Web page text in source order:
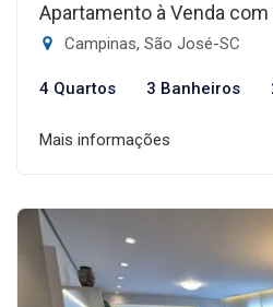
Apartamento à Venda
Campinas, São José-SC
4 Quartos 3 Banheiros
Mais informações